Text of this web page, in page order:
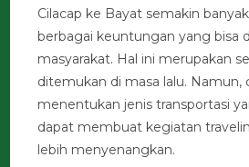
Cilacap ke Bayat semakin
berbagai keuntungan yang bisa
masyarakat. Hal ini merupakan
ditemukan di masa lalu. Namun,
menentukan jenis transportasi
dapat membuat kegiatan
lebih menyenangkan.